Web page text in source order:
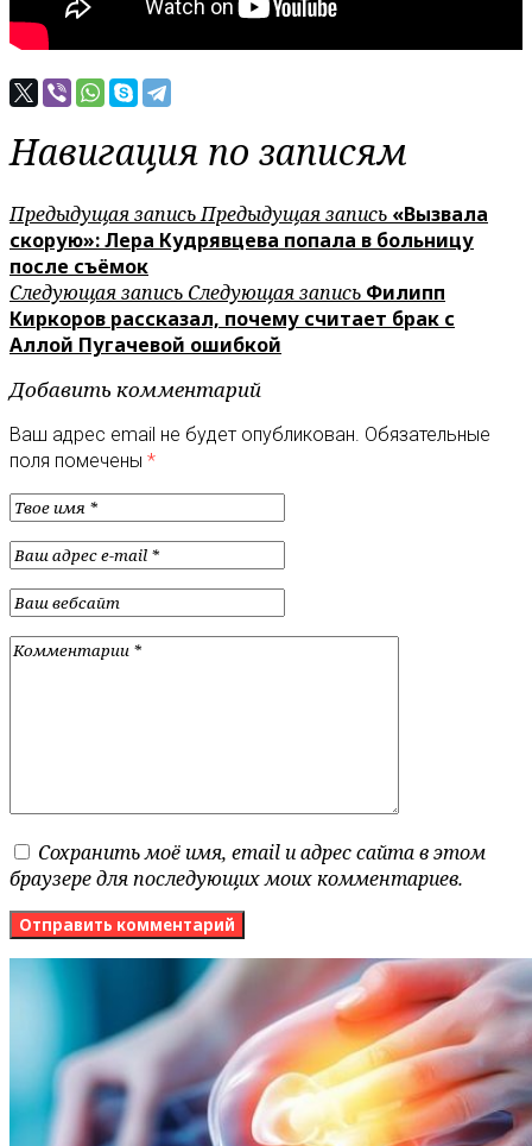
Навигация по записям
Предыдущая записьПредыдущая запись «Вызвала
скорую»: Лера Кудрявцева попала в больницу
после съёмок
Следующая запись Следующая запись Филипп
Киркоров рассказал, почему считает брак с
Аллой Пугачевой ошибкой
Добавить комментарий
Ваш адрес email не будет опубликован. Обязательные
поля помечены *
Сохранить моё имя, email и адрес сайта в этом
браузере для последующих моих комментариев.